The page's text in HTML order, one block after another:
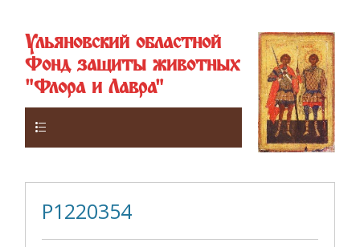
Ульяновский областной
Фонд защиты животных
"Флора и Лавра"
P1220354